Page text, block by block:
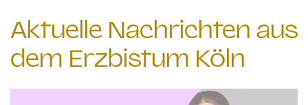
Aktuelle Nachrichten aus
dem Erzbistum Köln